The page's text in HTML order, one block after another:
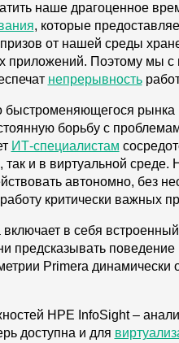
наше драгоценное
, которые
от нашей среды
приложений. Поэтому мы
непрерывность
быстроменяющегося
борьбу с
ИТ-специалистам
так и в виртуальной
автономно, без
критически важных
включает в себя
предсказывать
Primera
HPE InfoSight –
доступна и для